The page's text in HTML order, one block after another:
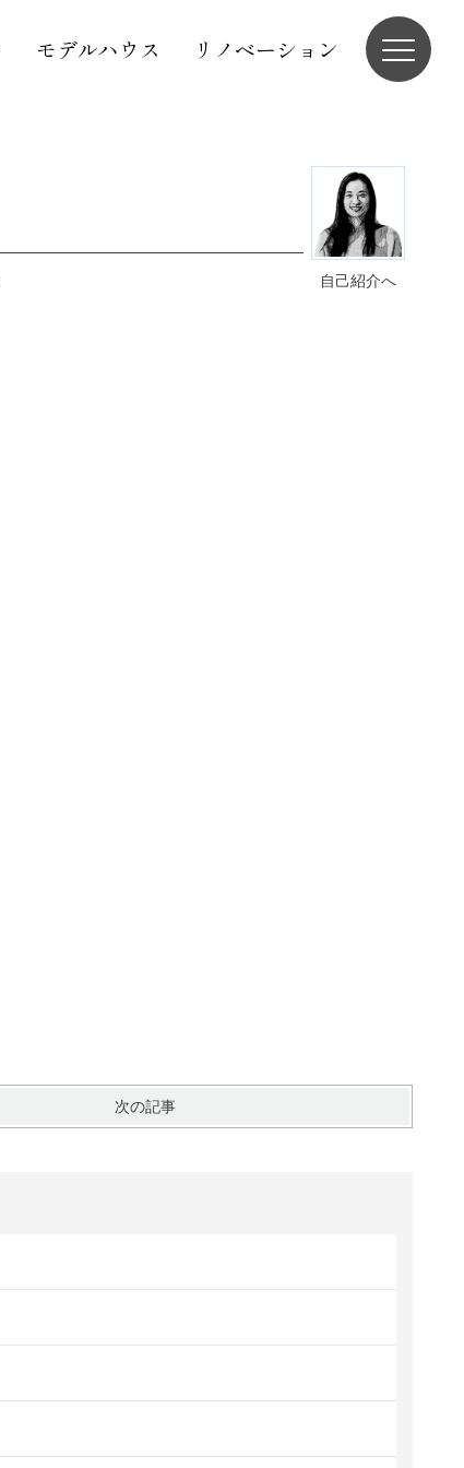
モデルハウス リノベーション
自己紹介へ
次の記事